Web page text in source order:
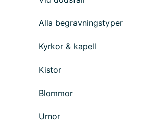
Alla begravningstyper
Kyrkor & kapell
Kistor
Blommor
Urnor